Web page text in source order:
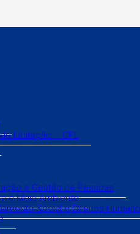
Licitação – CPL
e Gestão de Pessoas
e Meio Ambiente
Social e Direitos